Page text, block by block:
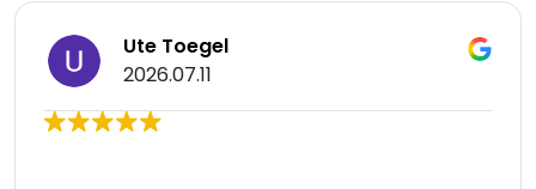
Ute Toegel
2026.07.11